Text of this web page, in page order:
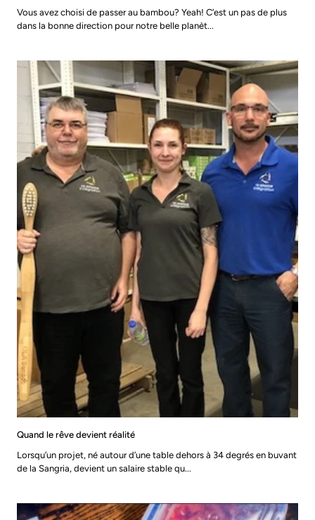
Vous avez choisi de passer au bambou? Yeah! C’est un pas de plus
dans la bonne direction pour notre belle planèt...
Quand le rêve devient réalité
Lorsqu’un projet, né autour d’une table dehors à 34 degrés en buvant
de la Sangria, devient un salaire stable qu...